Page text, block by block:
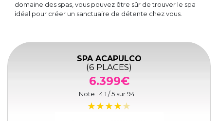
domaine des spas, vous pouvez être sûr de trouver le spa
idéal pour créer un sanctuaire de détente chez vous.
SPA ACAPULCO
(6 PLACES)
6.399€
Note : 4.1 / 5 sur94